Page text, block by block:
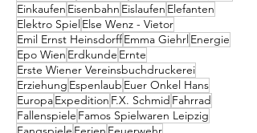
Einkaufen Eisenbahn Eislaufen Elefanten
Elektro SpielElse Wenz - Vietor
Emil Ernst HeinsdorffEmma GiehrlEnergie
Epo Wien Erdkunde Ernte
Erste Wiener Vereinsbuchdruckerei
Erziehung Espenlaub Euer Onkel Hans
EuropaExpedition F.X. Schmid Fahrrad
Fallenspiele Famos Spielwaren Leipzig